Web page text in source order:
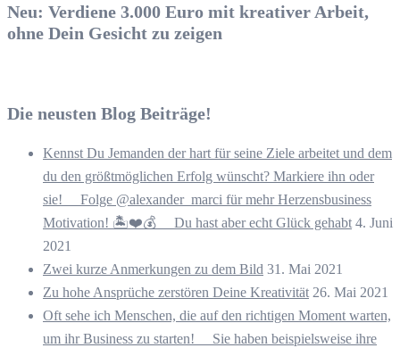
Neu: Verdiene 3.000 Euro mit kreativer Arbeit,
ohne Dein Gesicht zu zeigen
Die neusten Blog Beiträge!
Kennst Du Jemanden der hart für seine Ziele arbeitet und dem
du den größtmöglichen Erfolg wünscht? Markiere ihn oder
sie! ⠀ Folge @alexander_marci für mehr Herzensbusiness
Motivation! 🏝️❤️💰 ⠀ Du hast aber echt Glück gehabt 4. Juni
2021
Zwei kurze Anmerkungen zu dem Bild 31. Mai 2021
Zu hohe Ansprüche zerstören Deine Kreativität 26. Mai 2021
Oft sehe ich Menschen, die auf den richtigen Moment warten,
um ihr Business zu starten! ⠀ Sie haben beispielsweise ihre